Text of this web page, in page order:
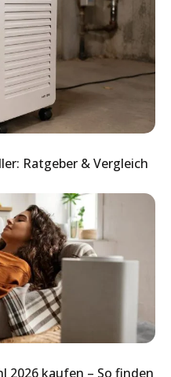
Ratgeber & Vergleich
2026 kaufen – So finden